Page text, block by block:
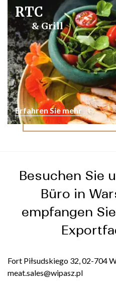
RTC
& Grill
Erfahren Sie mehr
Besuchen Sie
Büro in
empfangen
Fort Piłsudskiego 32, 02-704
meat.sales@wipasz.pl